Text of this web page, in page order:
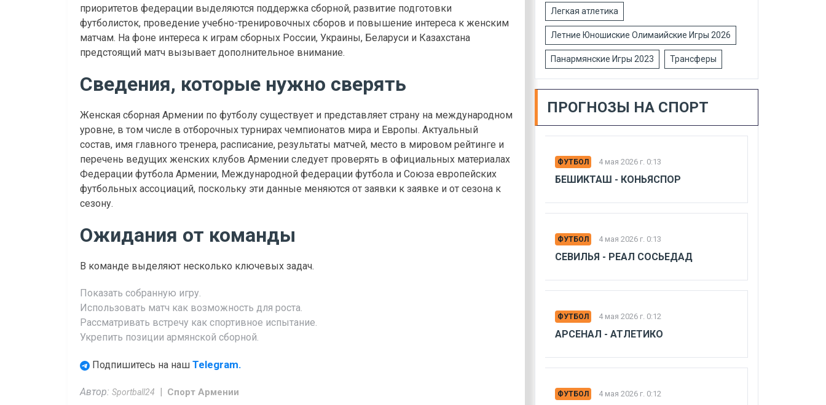
приоритетов федерации выделяются поддержка сборной, развитие подготовки
футболисток, проведение учебно-тренировочных сборов и повышение интереса к женским
матчам. На фоне интереса к играм сборных России, Украины, Беларуси и Казахстана
предстоящий матч вызывает дополнительное внимание.
Сведения, которые нужно сверять
Женская сборная Армении по футболу существует и представляет страну на международном
уровне, в том числе в отборочных турнирах чемпионатов мира и Европы. Актуальный
состав, имя главного тренера, расписание, результаты матчей, место в мировом рейтинге и
перечень ведущих женских клубов Армении следует проверять в официальных материалах
Федерации футбола Армении, Международной федерации футбола и Союза европейских
футбольных ассоциаций, поскольку эти данные меняются от заявки к заявке и от сезона к
сезону.
Ожидания от команды
В команде выделяют несколько ключевых задач.
Показать собранную игру.
Использовать матч как возможность для роста.
Рассматривать встречу как спортивное испытание.
Укрепить позиции армянской сборной.
Подпишитесь на наш Telegram.
Автор: Sportball24 Спорт Армении
Легкая атлетика
Летние Юношиские Олимаийские Игры 2026
Панармянские Игры 2023 Трансферы
ПРОГНОЗЫ НА СПОРТ
ФУТБОЛ 4 мая 2026 г. 0:13
БЕШИКТАШ - КОНЬЯСПОР
ФУТБОЛ 4 мая 2026 г. 0:13
СЕВИЛЬЯ - РЕАЛ СОСЬЕДАД
ФУТБОЛ 4 мая 2026 г. 0:12
АРСЕНАЛ - АТЛЕТИКО
ФУТБОЛ 4 мая 2026 г. 0:12